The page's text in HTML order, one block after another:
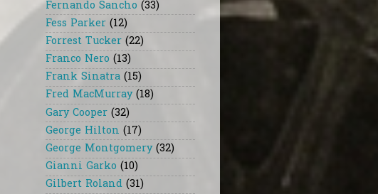
Fernando Sancho (33)
Fess Parker (12)
Forrest Tucker (22)
Franco Nero (13)
Frank Sinatra (15)
Fred MacMurray (18)
Gary Cooper (32)
George Hilton (17)
George Montgomery (32)
Gianni Garko (10)
Gilbert Roland (31)